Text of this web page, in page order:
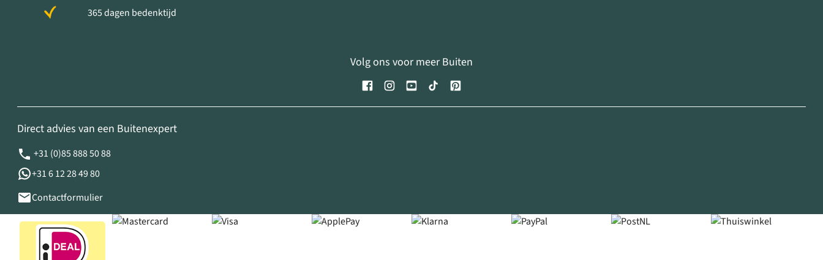
365 dagen bedenktijd
Volg ons voor meer Buiten
Direct advies van een Buitenexpert
+31 (0)85 888 50 88
+31 6 12 28 49 80
Contactformulier